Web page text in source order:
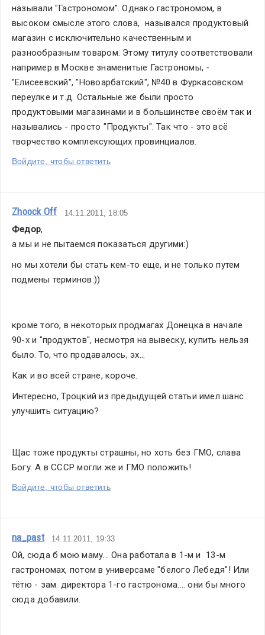
называли "Гастрономом". Однако гастрономом, в
высоком смысле этого слова,  назывался продуктовый
магазин с исключительно качественным и
разнообразным товаром. Этому титулу соответствовали
например в Москве знаменитые Гастрономы, -
"Елисеевский", "Новоарбатский", №40 в Фуркасовском
переулке и т.д. Остальные же были просто
продуктовыми магазинами и в большинстве своём так и
назывались - просто "Продукты". Так что - это всё
творчество комплексующих провинциалов.
Войдите, чтобы ответить
Zhoock Off 14.11.2011, 18:05
Федор,
а мы и не пытаемся показаться другими:)
но мы хотели бы стать кем-то еще, и не только путем
подмены терминов:))
кроме того, в некоторых продмагах Донецка в начале
90-х и "продуктов", несмотря на вывеску, купить нельзя
было. То, что продавалось, эх...
Как и во всей стране, короче.
Интересно, Троцкий из предыдущей статьи имел шанс
улучшить ситуацию?
Щас тоже продукты страшны, но хоть без ГМО, слава
Богу. А в СССР могли же и ГМО положить!
Войдите, чтобы ответить
na_past 14.11.2011, 19:33
Ой, сюда б мою маму... Она работала в 1-м и  13-м
гастрономах, потом в универсаме "белого Лебедя"! Или
тётю - зам. директора 1-го гастронома.... они бы много
сюда добавили.